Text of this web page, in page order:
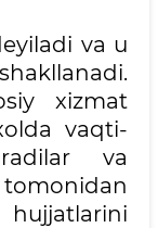
va u
xizmat
vaqti-
va